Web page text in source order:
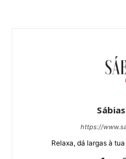
https://
Relaxa, dá largas à